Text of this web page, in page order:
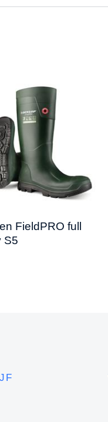
FieldPRO full
S5